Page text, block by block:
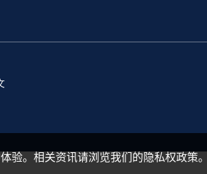
验。相关资讯请浏览我们的隐私权政策